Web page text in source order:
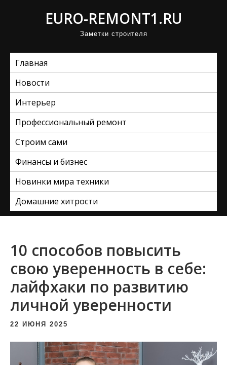
EURO-REMONT1.RU
Заметки строителя
Главная
Новости
Интерьер
Профессиональный ремонт
Строим сами
Финансы и бизнес
Новинки мира техники
Домашние хитрости
10 способов повысить
свою уверенность в себе:
лайфхаки по развитию
личной уверенности
22 ИЮНЯ 2025